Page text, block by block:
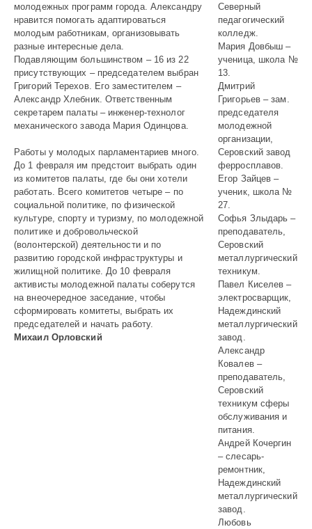
молодежных программ города. Александру
нравится помогать адаптироваться
молодым работникам, организовывать
разные интересные дела.
Подавляющим большинством – 16 из 22
присутствую­щих – председателем выбран
Григорий Терехов. Его заместителем –
Александр Хлебник. Ответственным
секретарем палаты – инженер-технолог
механического завода Мария Одинцова.
Работы у молодых парламентариев много.
До 1 февраля им предстоит выбрать один
из комитетов палаты, где бы они хотели
работать. Всего комитетов четыре – по
социальной политике, по физической
культуре, спорту и туризму, по молодежной
политике и добровольческой
(волонтерской) деятельности и по
развитию городской инфраструктуры и
жилищной политике. До 10 февраля
активисты молодежной палаты соберутся
на внеочередное заседание, чтобы
сформировать комитеты, выбрать их
председателей и начать работу.
Михаил Орловский
Северный
педагогический
колледж.
Мария Довбыш –
ученица, школа №
13.
Дмитрий
Григорьев – зам.
председателя
молодежной
организации,
Серовский завод
ферросплавов.
Егор Зайцев –
ученик, школа №
27.
Софья Злыдарь –
преподаватель,
Серовский
металлургический
техникум.
Павел Киселев –
электросварщик,
Надеждинский
металлургический
завод.
Александр
Ковалев –
преподаватель,
Серовский
техникум сферы
обслуживания и
питания.
Андрей Кочергин
– слесарь-
ремонтник,
Надеждинский
металлургический
завод.
Любовь